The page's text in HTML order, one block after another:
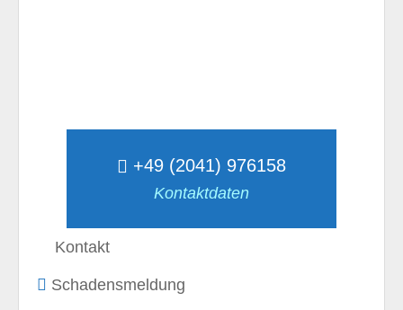
+49 (2041) 976158
Kontaktdaten
Kontakt
Schadensmeldung